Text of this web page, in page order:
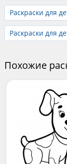
Раскраски для
Раскраски для
Похожие